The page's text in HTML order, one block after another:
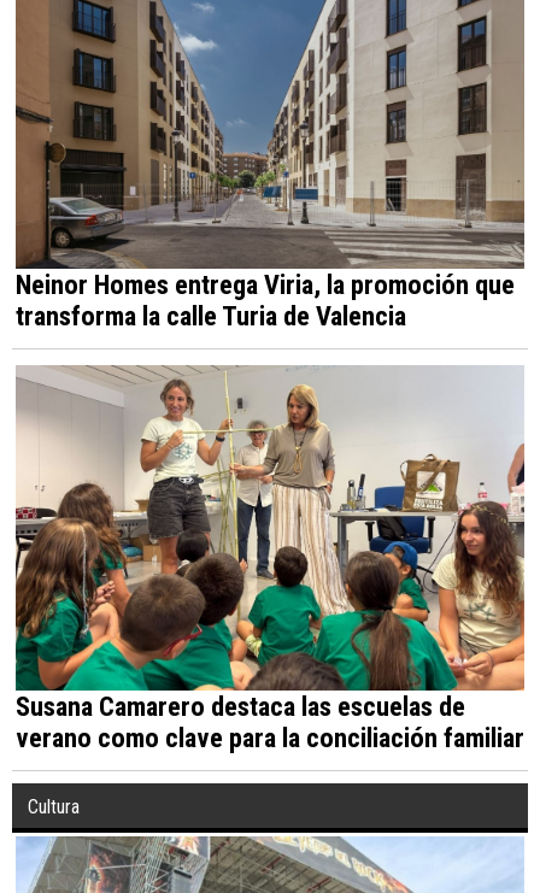
Neinor Homes entrega Viria, la promoción que
transforma la calle Turia de Valencia
Susana Camarero destaca las escuelas de
verano como clave para la conciliación familiar
Cultura